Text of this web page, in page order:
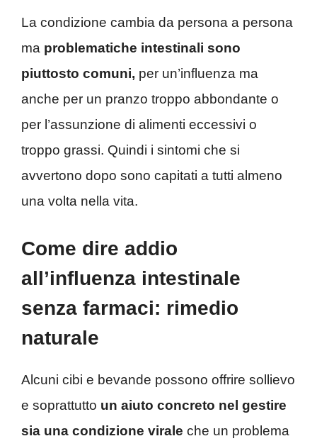
La condizione cambia da persona a persona
ma problematiche intestinali sono
piuttosto comuni, per un’influenza ma
anche per un pranzo troppo abbondante o
per l’assunzione di alimenti eccessivi o
troppo grassi. Quindi i sintomi che si
avvertono dopo sono capitati a tutti almeno
una volta nella vita.
Come dire addio
all’influenza intestinale
senza farmaci: rimedio
naturale
Alcuni cibi e bevande possono offrire sollievo
e soprattutto un aiuto concreto nel gestire
sia una condizione virale che un problema